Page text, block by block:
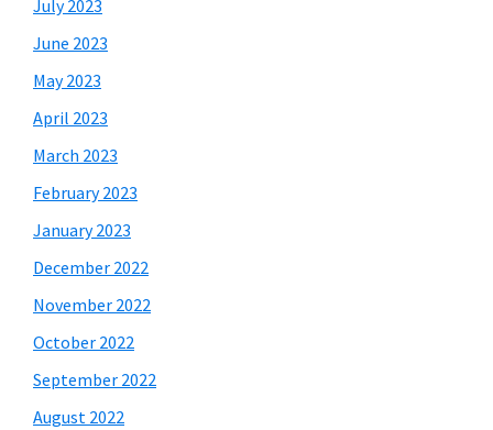
July 2023
June 2023
May 2023
April 2023
March 2023
February 2023
January 2023
December 2022
November 2022
October 2022
September 2022
August 2022